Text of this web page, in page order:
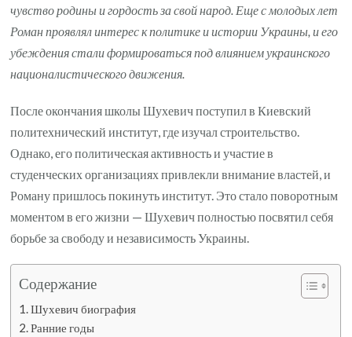
чувство родины и гордость за свой народ. Еще с молодых лет
Роман проявлял интерес к политике и истории Украины, и его
убеждения стали формироваться под влиянием украинского
националистического движения.
После окончания школы Шухевич поступил в Киевский
политехнический институт, где изучал строительство.
Однако, его политическая активность и участие в
студенческих организациях привлекли внимание властей, и
Роману пришлось покинуть институт. Это стало поворотным
моментом в его жизни — Шухевич полностью посвятил себя
борьбе за свободу и независимость Украины.
Содержание
Шухевич биография
Ранние годы